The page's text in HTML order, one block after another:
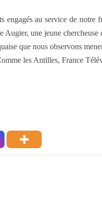
engagés au service de
une jeune
que nous observons
les Antilles, France